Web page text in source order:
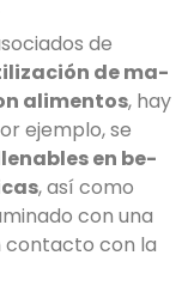
de
de ma­
alimentos, hay
ejemplo, se
en be­
, así como
con una
contacto con la